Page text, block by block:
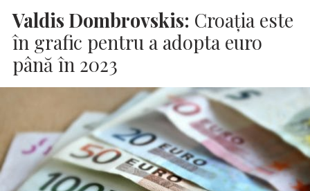
Valdis Dombrovskis: Croaţia este
în grafic pentru a adopta euro
până în 2023